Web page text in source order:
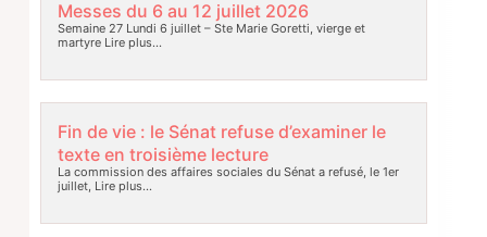
Messes du 6 au 12 juillet 2026
Semaine 27 Lundi 6 juillet – Ste Marie Goretti, vierge et
martyreLire plus…
Fin de vie : le Sénat refuse d’examiner le
texte en troisième lecture
La commission des affaires sociales du Sénat a refusé, le 1er
juillet, Lire plus…